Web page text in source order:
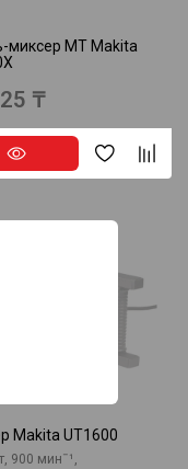
миксер MT Makita
₸
Makita UT1600
900 минˉ¹,